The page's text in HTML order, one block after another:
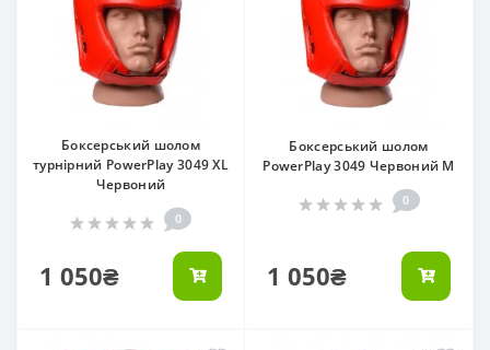
Боксерський шолом
турнірний PowerPlay 3049 XL
Червоний
0
1 050₴
Боксерський шолом
PowerPlay 3049 Червоний M
0
1 050₴